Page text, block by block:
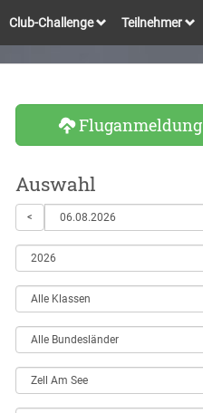
Club-Challenge Teilnehmer
Fluganmeldung
Auswahl
<